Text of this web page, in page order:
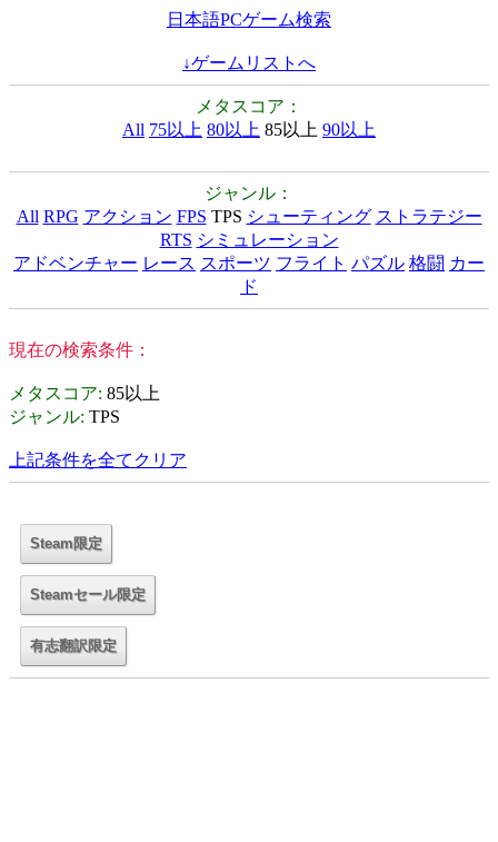
日本語PCゲーム検索
↓ゲームリストへ
メタスコア：
All 75以上 80以上 85以上 90以上
ジャンル：
All RPG アクション FPS TPS シューティング ストラテジー
RTS シミュレーション
アドベンチャー レース スポーツ フライト パズル 格闘 カー
ド
現在の検索条件：
メタスコア: 85以上
ジャンル: TPS
上記条件を全てクリア